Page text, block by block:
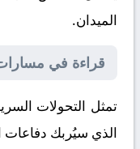
الميدان.
قراءة في مسارات
تمثل التحولات
الذي سيُربك دفاعات